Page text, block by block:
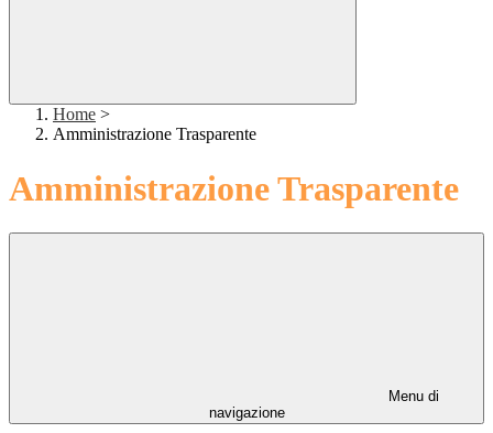
Home >
Amministrazione Trasparente
Amministrazione Trasparente
Menu di
navigazione